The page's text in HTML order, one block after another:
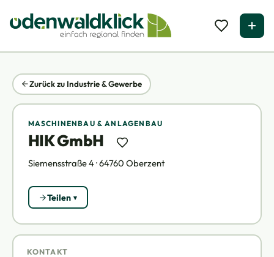
Zurück zu Industrie & Gewerbe
MASCHINENBAU & ANLAGENBAU
HIK GmbH
Siemensstraße 4 · 64760 Oberzent
Teilen
KONTAKT